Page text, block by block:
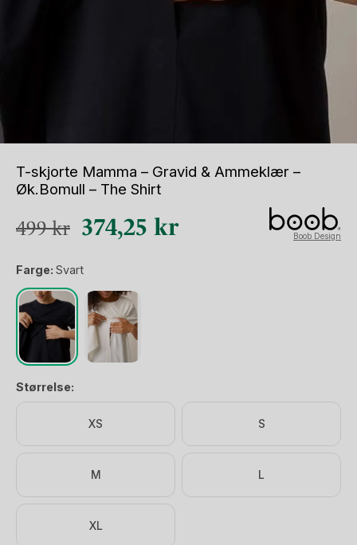
T-skjorte Mamma – Gravid & Ammeklær –
Øk.Bomull – The Shirt
499kr Opprinnelig
var:
499 kr.
374,25 krNåværende
Boob Design
Farge: Svart
Størrelse:
XS S
M L
XL